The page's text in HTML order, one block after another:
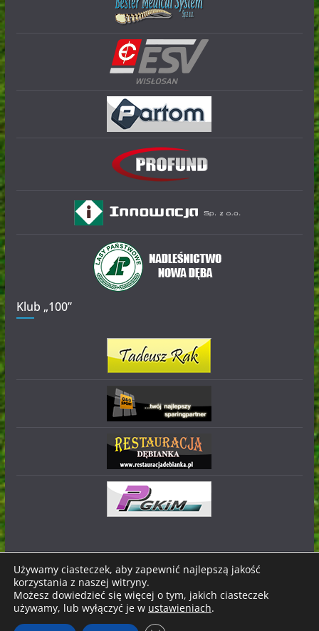
Klub „100”
Prawa autorskie © 2026Stal Nowa Dęba. Wszystkie prawa
zastrzeżone.
Motyw:ColorMagstworzony przez ThemeGrill. Wspierane
Używamy ciasteczek, aby zapewnić najlepszą jakość
korzystania z naszej witryny.
Możesz dowiedzieć się więcej o tym, jakich ciasteczek
używamy, lub wyłączyć je w ustawieniach.